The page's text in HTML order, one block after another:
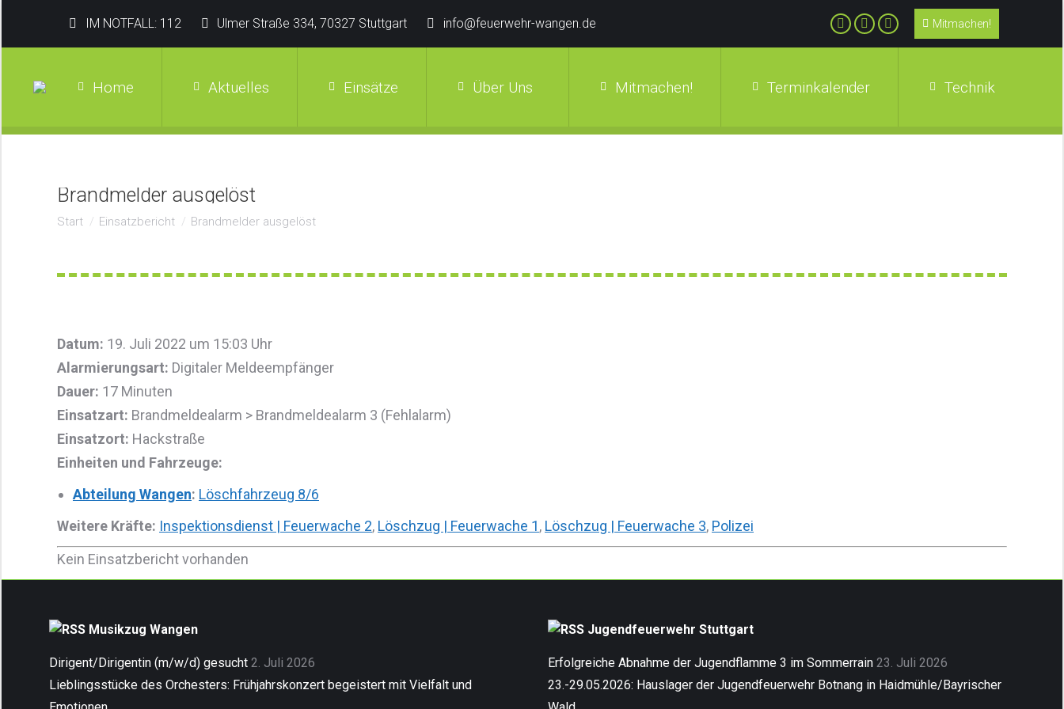
IM NOTFALL: 112 Ulmer Straße 334, 70327 Stuttgart info@feuerwehr-wangen.de Mitmachen!
Home Aktuelles Einsätze Über Uns Mitmachen! Terminkalender Technik
Brandmelder ausgelöst
Sie befinden sich hier:
Start Einsatzbericht Brandmelder ausgelöst
Datum: 19. Juli 2022 um 15:03 Uhr
Alarmierungsart: Digitaler Meldeempfänger
Dauer: 17 Minuten
Einsatzart: Brandmeldealarm > Brandmeldealarm 3 (Fehlalarm)
Einsatzort: Hackstraße
Einheiten und Fahrzeuge:
Abteilung Wangen: Löschfahrzeug 8/6
Weitere Kräfte: Inspektionsdienst | Feuerwache 2, Löschzug | Feuerwache 1, Löschzug | Feuerwache 3, Polizei
Kein Einsatzbericht vorhanden
Musikzug Wangen
Dirigent/Dirigentin (m/w/d) gesucht 2. Juli 2026
Lieblingsstücke des Orchesters: Frühjahrskonzert begeistert mit Vielfalt und
Jugendfeuerwehr Stuttgart
Erfolgreiche Abnahme der Jugendflamme 3 im Sommerrain 23. Juli 2026
23.-29.05.2026: Hauslager der Jugendfeuerwehr Botnang in Haidmühle/Bayrischer